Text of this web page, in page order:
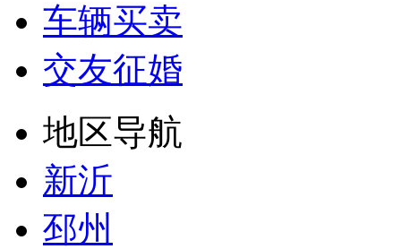
车辆买卖
交友征婚
地区导航
新沂
邳州